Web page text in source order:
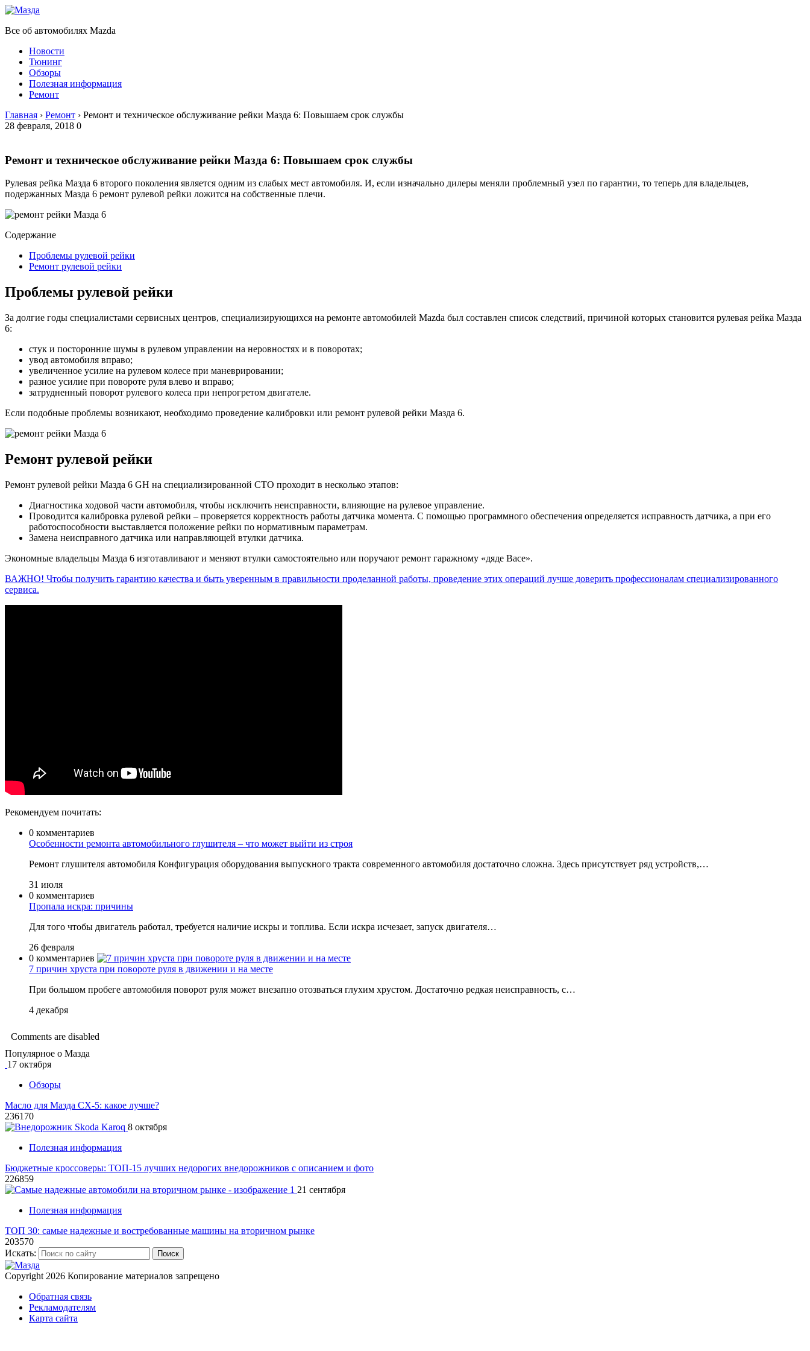
Все об автомобилях Mazda
Новости
Тюнинг
Обзоры
Полезная информация
Ремонт
Главная › Ремонт › Ремонт и техническое обслуживание рейки Мазда 6: Повышаем срок службы
28 февраля, 2018 0
Ремонт и техническое обслуживание рейки Мазда 6: Повышаем срок службы
Рулевая рейка Мазда 6 второго поколения является одним из слабых мест автомобиля. И, если изначально дилеры меняли проблемный узел по гарантии, то теперь для владельцев,
подержанных Мазда 6 ремонт рулевой рейки ложится на собственные плечи.
Содержание
Проблемы рулевой рейки
Ремонт рулевой рейки
Проблемы рулевой рейки
За долгие годы специалистами сервисных центров, специализирующихся на ремонте автомобилей Mazda был составлен список следствий, причиной которых становится рулевая рейка Мазда
6:
стук и посторонние шумы в рулевом управлении на неровностях и в поворотах;
увод автомобиля вправо;
увеличенное усилие на рулевом колесе при маневрировании;
разное усилие при повороте руля влево и вправо;
затрудненный поворот рулевого колеса при непрогретом двигателе.
Если подобные проблемы возникают, необходимо проведение калибровки или ремонт рулевой рейки Мазда 6.
Ремонт рулевой рейки
Ремонт рулевой рейки Мазда 6 GH на специализированной СТО проходит в несколько этапов:
Диагностика ходовой части автомобиля, чтобы исключить неисправности, влияющие на рулевое управление.
Проводится калибровка рулевой рейки – проверяется корректность работы датчика момента. С помощью программного обеспечения определяется исправность датчика, а при его
работоспособности выставляется положение рейки по нормативным параметрам.
Замена неисправного датчика или направляющей втулки датчика.
Экономные владельцы Мазда 6 изготавливают и меняют втулки самостоятельно или поручают ремонт гаражному «дяде Васе».
ВАЖНО! Чтобы получить гарантию качества и быть уверенным в правильности проделанной работы, проведение этих операций лучше доверить профессионалам специализированного
сервиса.
Рекомендуем почитать:
0 комментариев
Особенности ремонта автомобильного глушителя – что может выйти из строя
Ремонт глушителя автомобиля Конфигурация оборудования выпускного тракта современного автомобиля достаточно сложна. Здесь присутствует ряд устройств,…
31 июля
0 комментариев
Пропала искра: причины
Для того чтобы двигатель работал, требуется наличие искры и топлива. Если искра исчезает, запуск двигателя…
26 февраля
0 комментариев
7 причин хруста при повороте руля в движении и на месте
При большом пробеге автомобиля поворот руля может внезапно отозваться глухим хрустом. Достаточно редкая неисправность, с…
4 декабря
Comments are disabled
Популярное о Мазда
17 октября
Обзоры
Масло для Мазда СХ-5: какое лучше?
236170
8 октября
Полезная информация
Бюджетные кроссоверы: ТОП-15 лучших недорогих внедорожников с описанием и фото
226859
21 сентября
Полезная информация
ТОП 30: самые надежные и востребованные машины на вторичном рынке
203570
Искать:
Поиск
Copyright 2026 Копирование материалов запрещено
Обратная связь
Рекламодателям
Карта сайта